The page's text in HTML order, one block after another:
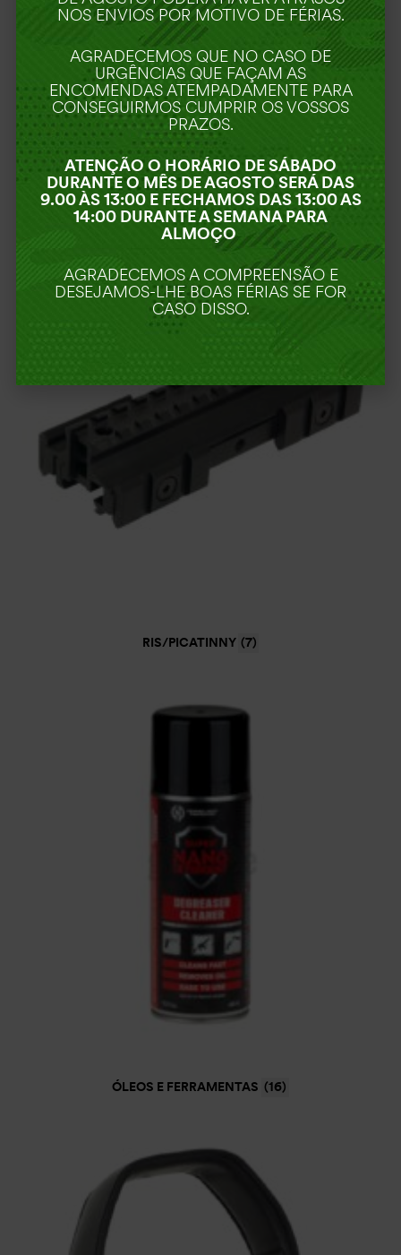
LASER E LANTERNA(9)
RIS/PICATINNY (7)
ÓLEOS E FERRAMENTAS (16)
NOS ENVIOS POR MOTIVO DE FÉRIAS.
AGRADECEMOS QUE NO CASO DE
URGÊNCIAS QUE FAÇAM AS
ENCOMENDAS ATEMPADAMENTE PARA
CONSEGUIRMOS CUMPRIR OS VOSSOS
PRAZOS.
ATENÇÃO O HORÁRIO DE SÁBADO
DURANTE O MÊS DE AGOSTO SERÁ DAS
9.00 ÀS 13:00 E FECHAMOS DAS 13:00 AS
14:00 DURANTE A SEMANA PARA
ALMOÇO
AGRADECEMOS A COMPREENSÃO E
DESEJAMOS-LHE BOAS FÉRIAS SE FOR
CASO DISSO.